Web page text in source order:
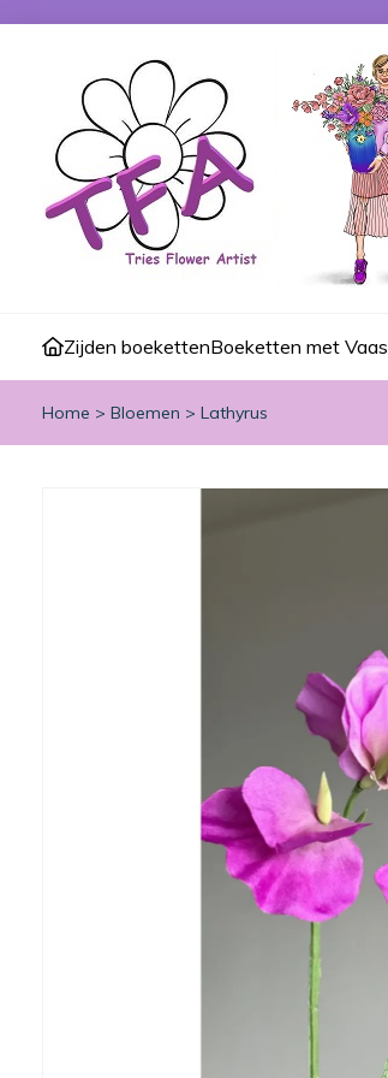
Zijden boekettenBoeketten met Vaas
Home > Bloemen > Lathyrus